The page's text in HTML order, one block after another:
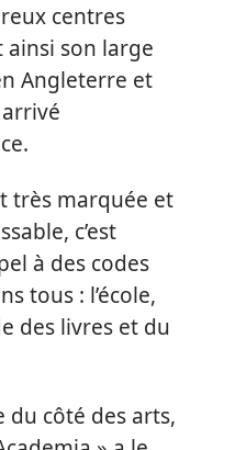
centres
ainsi son large
Angleterre et
très marquée et
c’est
à des codes
tous : l’école,
des livres et du
du côté des arts,